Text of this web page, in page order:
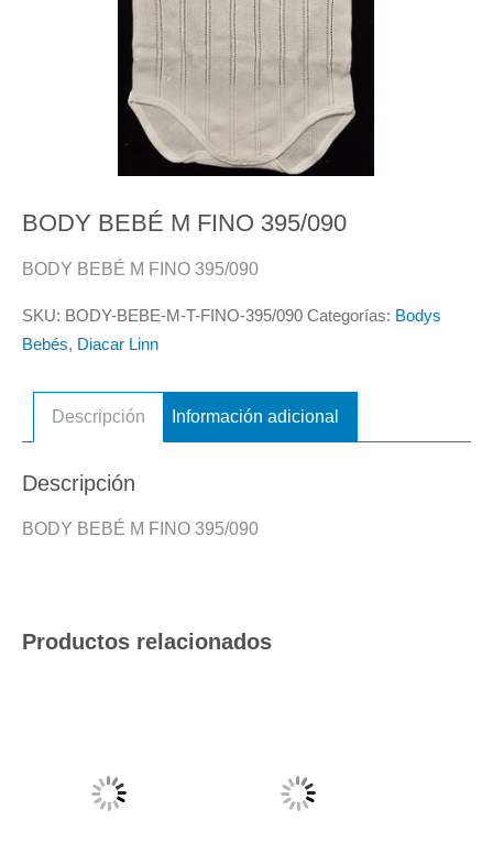
BODY BEBÉ M FINO 395/090
BODY BEBÉ M FINO 395/090
SKU: BODY-BEBE-M-T-FINO-395/090 Categorías: Bodys
Bebés, Diacar Linn
Descripción Información adicional
Descripción
BODY BEBÉ M FINO 395/090
Productos relacionados